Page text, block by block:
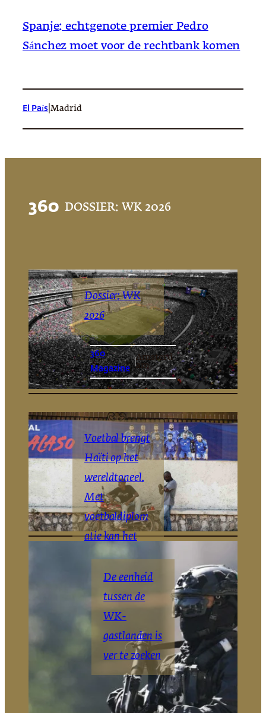
Spanje: echtgenote premier Pedro
Sánchez moet voor de rechtbank komen
El País Madrid
360 DOSSIER: WK 2026
Dossier: WK
2026
360
Magazine
|Amsterd
am
Voetbal brengt
Haïti op het
wereldtoneel.
Met
voetbaldiplom
atie kan het
daar blijven
The Haitian
Times
De eenheid
tussen de
WK-
gastlanden is
ver te zoeken